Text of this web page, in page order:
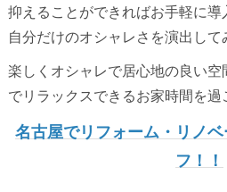
抑えることができればお手軽に導
自分だけのオシャレさを演出して
楽しくオシャレで居心地の良い
でリラックスできるお家時間を過
名古屋でリフォーム・リノ
フ！！